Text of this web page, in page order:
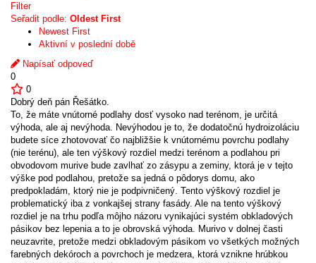
Filter
Seřadit podle: Oldest First
Newest First
Aktivní v poslední době
Napísať odpoveď
0
0
Dobrý deň pán Řešátko.
To, že máte vnútorné podlahy dosť vysoko nad terénom, je určitá
výhoda, ale aj nevýhoda. Nevýhodou je to, že dodatočnú hydroizoláciu
budete síce zhotovovať čo najbližšie k vnútornému povrchu podlahy
(nie terénu), ale ten výškový rozdiel medzi terénom a podlahou pri
obvodovom murive bude zavlhať zo zásypu a zeminy, ktorá je v tejto
výške pod podlahou, pretože sa jedná o pôdorys domu, ako
predpokladám, ktorý nie je podpivničený. Tento výškový rozdiel je
problematický iba z vonkajšej strany fasády. Ale na tento výškový
rozdiel je na trhu podľa môjho názoru vynikajúci systém obkladových
pásikov bez lepenia a to je obrovská výhoda. Murivo v dolnej časti
neuzavrite, pretože medzi obkladovým pásikom vo všetkých možných
farebných dekóroch a povrchoch je medzera, ktorá vznikne hrúbkou